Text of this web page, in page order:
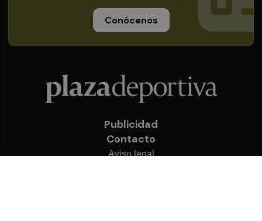
Conócenos
Publicidad
Contacto
Aviso legal